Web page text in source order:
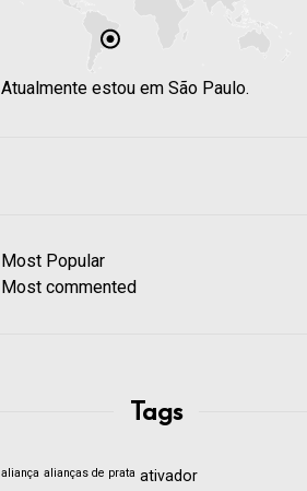
Atualmente estou em São Paulo.
Most Popular
Most commented
Tags
aliança alianças de prata ativador